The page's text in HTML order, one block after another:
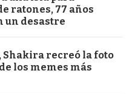
ratones, 77 años
un desastre
Shakira recreó la foto
los memes más